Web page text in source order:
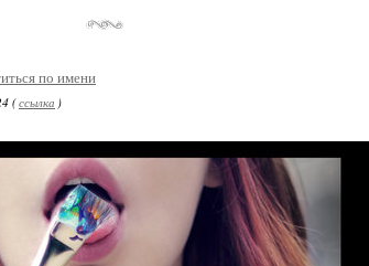
по имени
(ссылка )